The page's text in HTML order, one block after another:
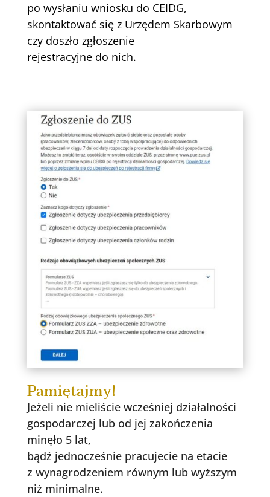
po wysłaniu wniosku do CEIDG,
skontaktować się z Urzędem Skarbowym
czy doszło zgłoszenie
rejestracyjne do nich.
Pamiętajmy!
Jeżeli nie mieliście wcześniej działalności
gospodarczej lub od jej zakończenia
minęło 5 lat,
bądź jednocześnie pracujecie na etacie
z wynagrodzeniem równym lub wyższym
niż minimalne.